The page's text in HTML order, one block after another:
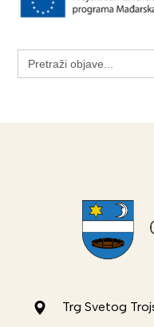
Search
for:
Trg Svetog